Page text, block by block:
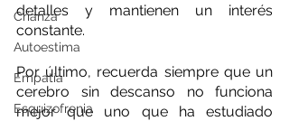
Crianza
Autoestima
Empatía
Esquizofrenia
detalles y mantienen un interés
constante.
Por último, recuerda siempre que un
cerebro sin descanso no funciona
mejor que uno que ha estudiado